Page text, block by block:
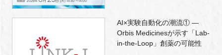
AI×実験自動化の潮流① ―
Orbis Medicinesが示す「Lab-
in-the-Loop」創薬の可能性